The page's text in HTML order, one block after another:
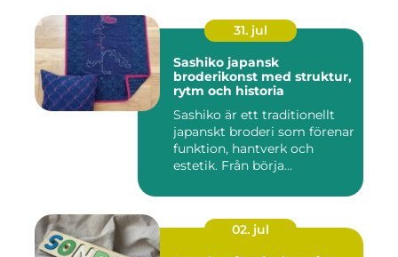
31. jul
Sashiko japansk
broderikonst med struktur,
rytm och historia
Sashiko är ett traditionellt
japanskt broderi som förenar
funktion, hantverk och
estetik. Från börja...
02. jul